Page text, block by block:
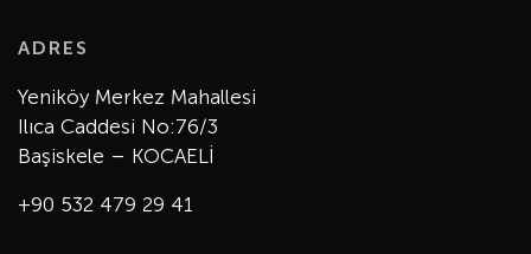
ADRES
Yeniköy Merkez Mahallesi
Ilıca Caddesi No:76/3
Başiskele – KOCAELİ
+90 532 479 29 41